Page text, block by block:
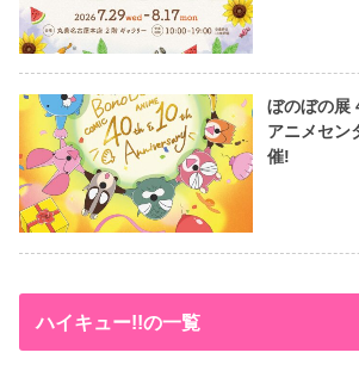
ぼのぼの展
アニメセン
催!
ハイキュー!!の一覧